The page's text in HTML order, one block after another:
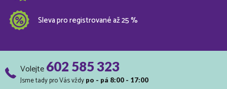
Sleva pro registrované až 25 %
Volejte602 585 323
Jsme tady pro Vás vždy po - pá 8:00 - 17:00